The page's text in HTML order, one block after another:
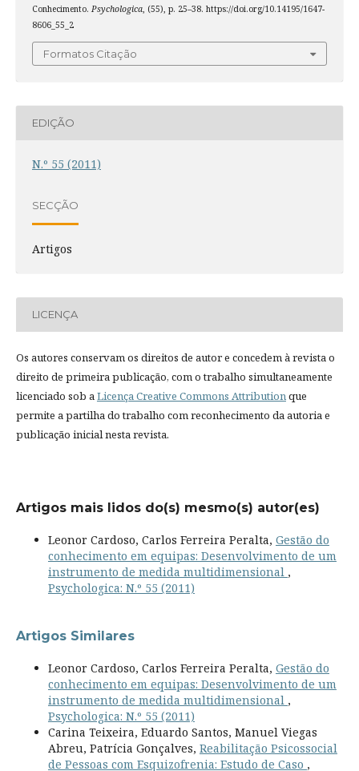
Conhecimento. Psychologica, (55), p. 25–38. https://doi.org/10.14195/1647-
8606_55_2
Formatos Citação
EDIÇÃO
N.º 55 (2011)
SECÇÃO
Artigos
LICENÇA
Os autores conservam os direitos de autor e concedem à revista o
direito de primeira publicação, com o trabalho simultaneamente
licenciado sob aLicença Creative Commons Attributionque
permite a partilha do trabalho com reconhecimento da autoria e
publicação inicial nesta revista.
Artigos mais lidos do(s) mesmo(s) autor(es)
Leonor Cardoso, Carlos Ferreira Peralta, Gestão do
conhecimento em equipas: Desenvolvimento de um
instrumento de medida multidimensional ,
Psychologica: N.º 55 (2011)
Artigos Similares
Leonor Cardoso, Carlos Ferreira Peralta, Gestão do
conhecimento em equipas: Desenvolvimento de um
instrumento de medida multidimensional ,
Psychologica: N.º 55 (2011)
Carina Teixeira, Eduardo Santos, Manuel Viegas
Abreu, Patrícia Gonçalves, Reabilitação Psicossocial
de Pessoas com Esquizofrenia: Estudo de Caso ,